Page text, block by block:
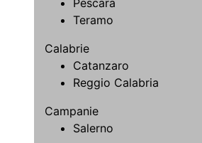
Pescara
Teramo
Calabrie
Catanzaro
Reggio Calabria
Campanie
Salerno